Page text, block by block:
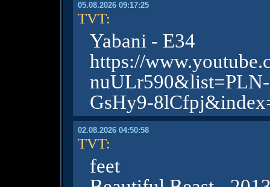
05.08.2026 09:17:25
TVT:
Yabani - E34
https://
GsHy9-
02.08.2026 04:50:58
TVT:
feet